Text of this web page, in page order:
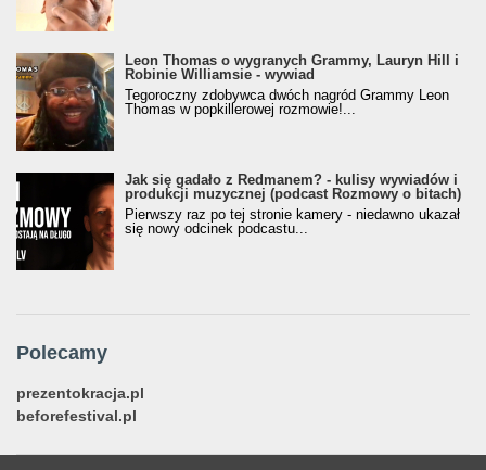
Leon Thomas o wygranych Grammy, Lauryn Hill i
Robinie Williamsie - wywiad
Tegoroczny zdobywca dwóch nagród Grammy Leon
Thomas w popkillerowej rozmowie!...
Jak się gadało z Redmanem? - kulisy wywiadów i
produkcji muzycznej (podcast Rozmowy o bitach)
Pierwszy raz po tej stronie kamery - niedawno ukazał
się nowy odcinek podcastu...
Polecamy
prezentokracja.pl
beforefestival.pl